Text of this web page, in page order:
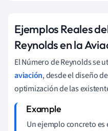
Ejemplos Reales
Reynolds en la
El Número de Reynolds se
aviación, desde el diseño
optimización de las
Un ejemplo concreto